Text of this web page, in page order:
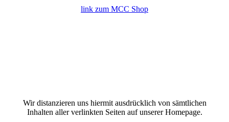
link zum MCC Shop
Wir distanzieren uns hiermit ausdrücklich von sämtlichen
Inhalten aller verlinkten Seiten auf unserer Homepage.